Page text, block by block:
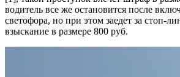
водитель все же остановится после
светофора, но при этом заедет за стоп-
взыскание в размере 800 руб.